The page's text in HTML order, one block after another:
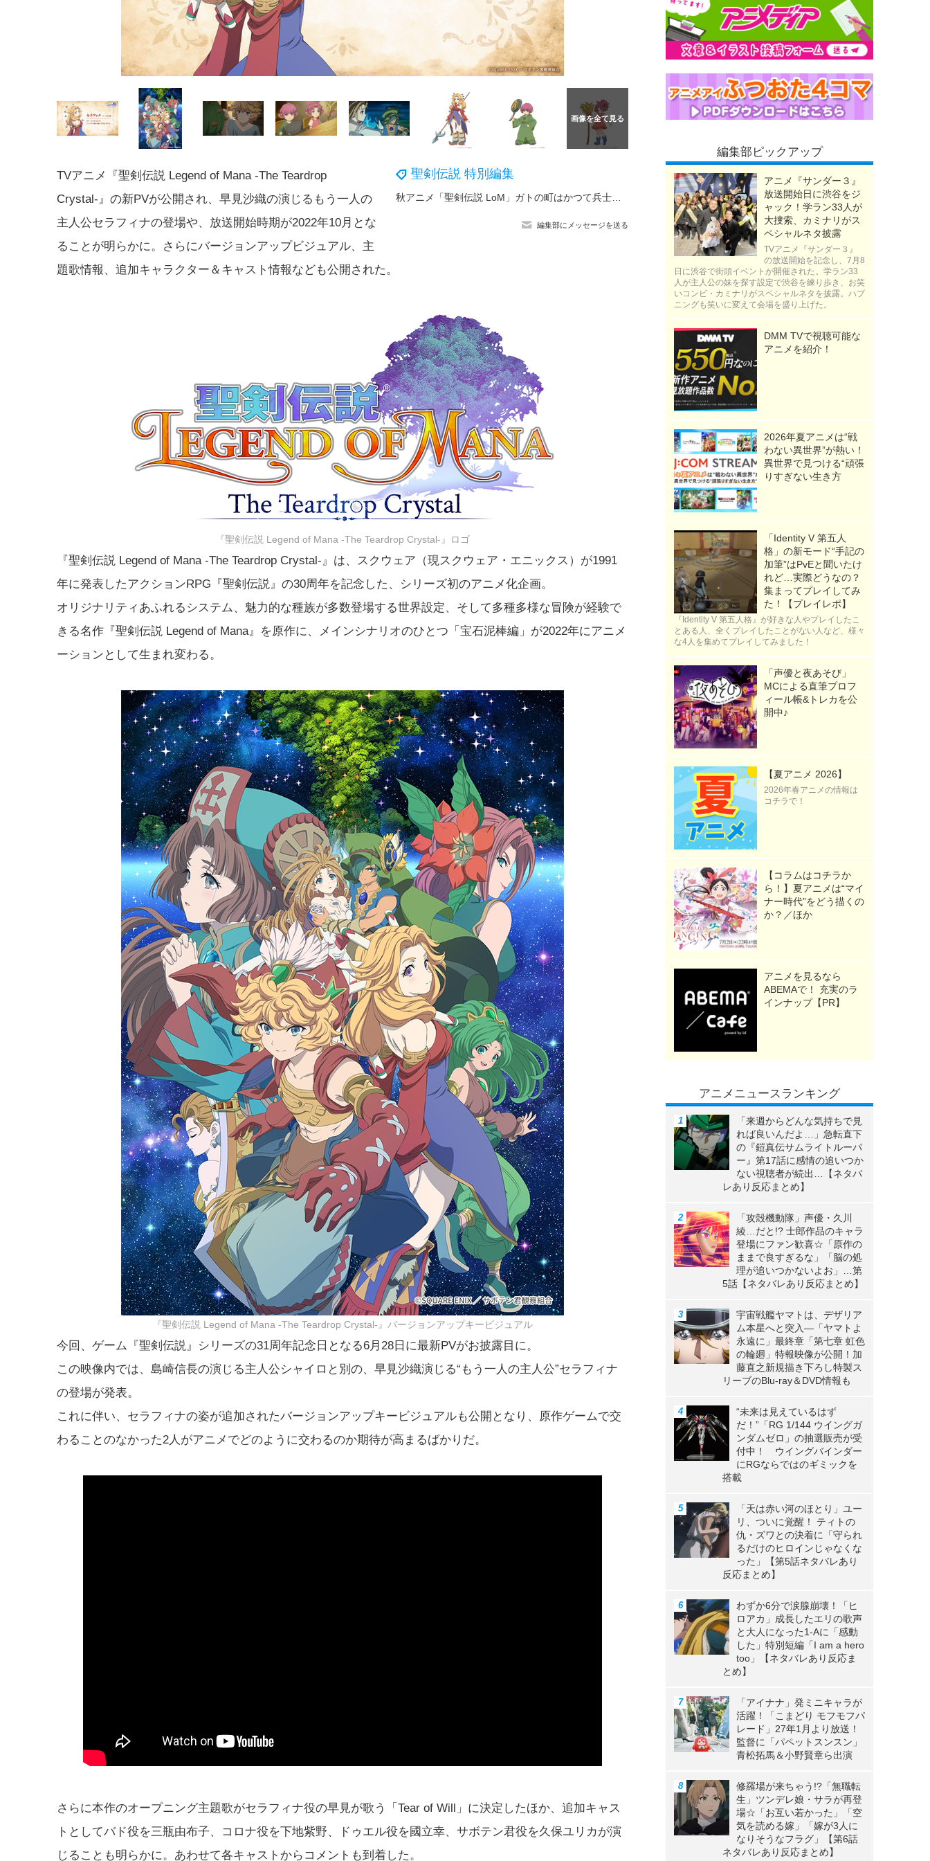
聖剣伝説 特別編集
編集部にメッセージを送る
TVアニメ『聖剣伝説 Legend of Mana -The Teardrop
Crystal-』の新PVが公開され、早見沙織の演じるもう一人の
主人公セラフィナの登場や、放送開始時期が2022年10月とな
ることが明らかに。さらにバージョンアップビジュアル、主
題歌情報、追加キャラクター＆キャスト情報なども公開された。
『聖剣伝説 Legend of Mana -The Teardrop Crystal-』ロゴ
『聖剣伝説 Legend of Mana -The Teardrop Crystal-』は、スクウェア（現スクウェア・エニックス）が1991
年に発表したアクションRPG『聖剣伝説』の30周年を記念した、シリーズ初のアニメ化企画。
オリジナリティあふれるシステム、魅力的な種族が多数登場する世界設定、そして多種多様な冒険が経験で
きる名作『聖剣伝説 Legend of Mana』を原作に、メインシナリオのひとつ「宝石泥棒編」が2022年にアニメ
ーションとして生まれ変わる。
『聖剣伝説 Legend of Mana -The Teardrop Crystal-』バージョンアップキービジュアル
今回、ゲーム『聖剣伝説』シリーズの31周年記念日となる6月28日に最新PVがお披露目に。
この映像内では、島崎信長の演じる主人公シャイロと別の、早見沙織演じる“もう一人の主人公”セラフィナ
の登場が発表。
これに伴い、セラフィナの姿が追加されたバージョンアップキービジュアルも公開となり、原作ゲームで交
わることのなかった2人がアニメでどのように交わるのか期待が高まるばかりだ。
さらに本作のオープニング主題歌がセラフィナ役の早見が歌う「Tear of Will」に決定したほか、追加キャス
トとしてバド役を三瓶由布子、コロナ役を下地紫野、ドゥエル役を國立幸、サボテン君役を久保ユリカが演
じることも明らかに。あわせて各キャストからコメントも到着した。
編集部ピックアップ
アニメ『サンダー３』
放送開始日に渋谷をジ
ャック！学ラン33人が
大捜索、カミナリがス
ペシャルネタ披露
TVアニメ『サンダー３』
の放送開始を記念し、7月8
日に渋谷で街頭イベントが開催された。学ラン33
人が主人公の妹を探す設定で渋谷を練り歩き、お笑
いコンビ・カミナリがスペシャルネタを披露。ハプ
ニングも笑いに変えて会場を盛り上げた。
DMM TVで視聴可能な
アニメを紹介！
2026年夏アニメは“戦
わない異世界”が熱い！
異世界で見つける“頑張
りすぎない生き方
「Identity V 第五人
格」の新モード“手記の
加筆”はPvEと聞いたけ
れど…実際どうなの？
集まってプレイしてみ
た！【プレイレポ】
『Identity V 第五人格』が好きな人やプレイしたこ
とある人、全くプレイしたことがない人など、様々
な4人を集めてプレイしてみました！
「声優と夜あそび」
MCによる直筆プロフ
ィール帳&トレカを公
開中♪
【夏アニメ 2026】
2026年春アニメの情報は
コチラで！
【コラムはコチラか
ら！】夏アニメは“マイ
ナー時代”をどう描くの
か？／ほか
アニメを見るなら
ABEMAで！ 充実のラ
インナップ【PR】
アニメニュースランキング
「来週からどんな気持ちで見
れば良いんだよ…」急転直下
の『鎧真伝サムライトルーパ
ー』第17話に感情の追いつか
ない視聴者が続出…【ネタバ
レあり反応まとめ】
「攻殻機動隊」声優・久川
綾…だと!? 士郎作品のキャラ
登場にファン歓喜☆「原作の
ままで良すぎるな」「脳の処
理が追いつかないよお」…第
5話【ネタバレあり反応まとめ】
宇宙戦艦ヤマトは、デザリア
ム本星へと突入―「ヤマトよ
永遠に」最終章「第七章 虹色
の輪廻」特報映像が公開！加
藤直之新規描き下ろし特製ス
リーブのBlu-ray＆DVD情報も
“未来は見えているはず
だ！”「RG 1/144 ウイングガ
ンダムゼロ」の抽選販売が受
付中！ ウイングバインダー
にRGならではのギミックを
搭載
「天は赤い河のほとり」ユー
リ、ついに覚醒！ ティトの
仇・ズワとの決着に「守られ
るだけのヒロインじゃなくな
った」【第5話ネタバレあり
反応まとめ】
わずか6分で涙腺崩壊！「ヒ
ロアカ」成長したエリの歌声
と大人になった1-Aに「感動
した」特別短編「I am a hero
too」【ネタバレあり反応ま
とめ】
「アイナナ」発ミニキャラが
活躍！「こまどり モフモフパ
レード」27年1月より放送！
監督に「パペットスンスン」
青松拓馬＆小野賢章ら出演
修羅場が来ちゃう!?「無職転
生」ツンデレ娘・サラが再登
場☆「お互い若かった」「空
気を読める嫁」「嫁が3人に
なりそうなフラグ」【第6話
ネタバレあり反応まとめ】